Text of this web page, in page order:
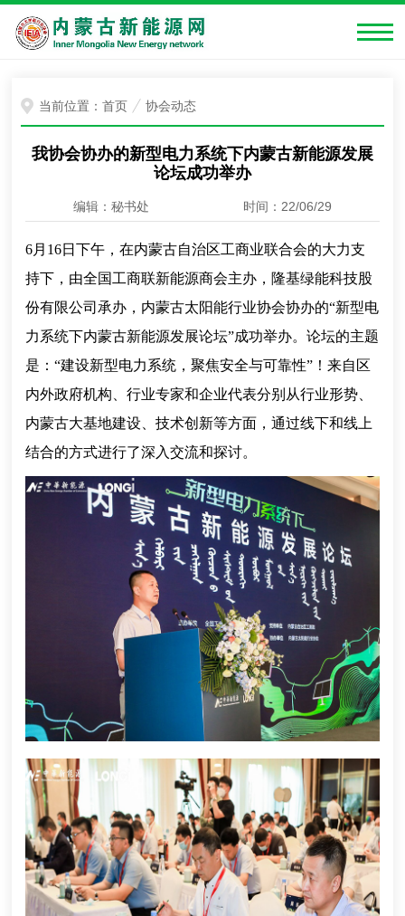
当前位置：首页 协会动态
我协会协办的新型电力系统下内蒙古新能源发展
论坛成功举办
编辑：秘书处 时间：22/06/29
6月16日下午，在内蒙古自治区工商业联合会的大力支
持下，由全国工商联新能源商会主办，隆基绿能科技股
份有限公司承办，内蒙古太阳能行业协会协办的“新型电
力系统下内蒙古新能源发展论坛”成功举办。论坛的主题
是：“建设新型电力系统，聚焦安全与可靠性” ！来自区
内外政府机构、行业专家和企业代表分别从行业形势、
内蒙古大基地建设、技术创新等方面，通过线下和线上
结合的方式进行了深入交流和探讨。